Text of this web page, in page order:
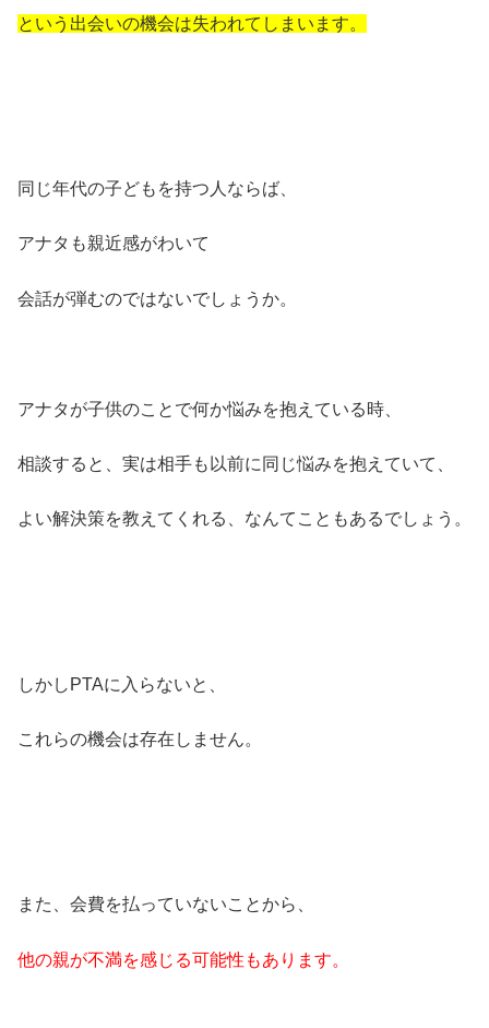
という出会いの機会は失われてしまいます。
同じ年代の子どもを持つ人ならば、
アナタも親近感がわいて
会話が弾むのではないでしょうか。
アナタが子供のことで何か悩みを抱えている時、
相談すると、実は相手も以前に同じ悩みを抱えていて、
よい解決策を教えてくれる、なんてこともあるでしょう。
しかしPTAに入らないと、
これらの機会は存在しません。
また、会費を払っていないことから、
他の親が不満を感じる可能性もあります。